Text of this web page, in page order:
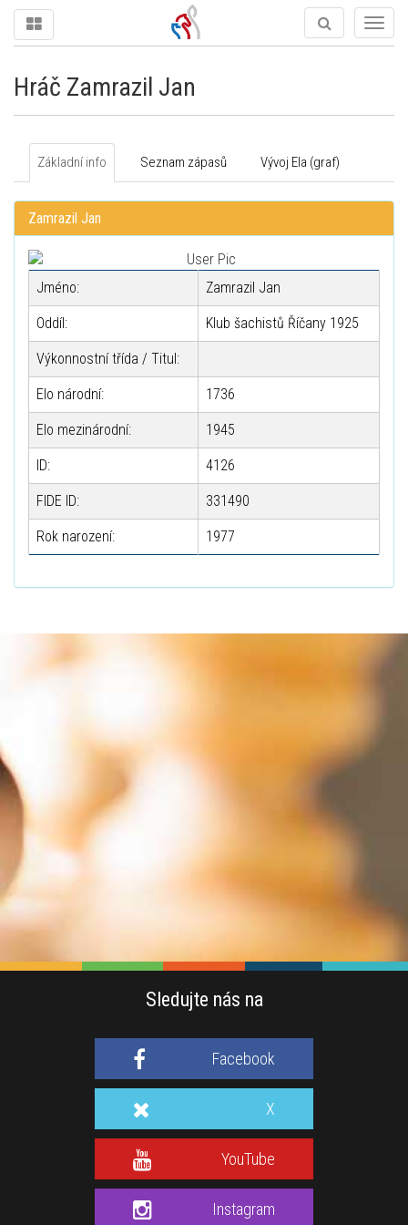
Hráč Zamrazil Jan
Základní info Seznam zápasů Vývoj Ela (graf)
Zamrazil Jan
Jméno: Zamrazil Jan
Oddíl: Klub šachistů Říčany 1925
Výkonnostní třída / Titul:
Elo národní: 1736
Elo mezinárodní: 1945
ID: 4126
FIDE ID: 331490
Rok narození: 1977
Sledujte nás na
Facebook
X
YouTube
Instagram